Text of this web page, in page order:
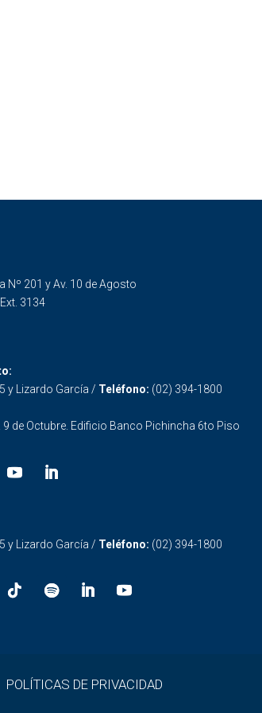
Nº 201 y Av. 10 de Agosto
3134
y Lizardo García / Teléfono: (02) 394-1800
9 de Octubre. Edificio Banco Pichincha 6to Piso
y Lizardo García / Teléfono: (02) 394-1800
POLÍTICAS DE PRIVACIDAD